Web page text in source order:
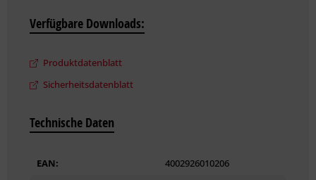
Jahren ein zuverlässiger Partner für das Malerhandwerk, die
Industrie und die Berufs- und Meisterschulen.
Verfügbare Downloads:
Produktdatenblatt
Sicherheitsdatenblatt
Technische Daten
EAN: 4002926010206